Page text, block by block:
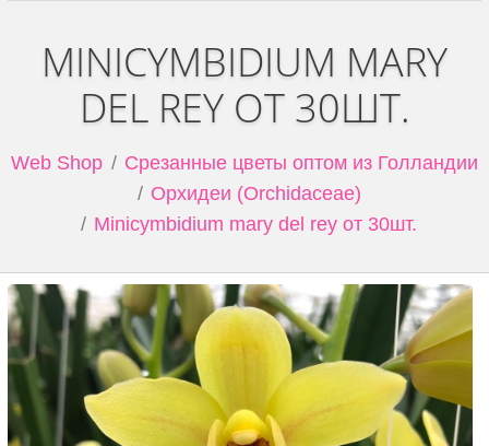
MINICYMBIDIUM MARY
DEL REY ОТ 30ШТ.
Web Shop
Срезанные цветы оптом из Голландии
Орхидеи (Orchidaceae)
Minicymbidium mary del rey от 30шт.